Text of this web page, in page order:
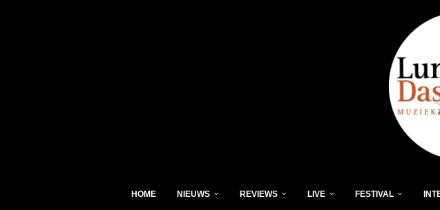
HOME NIEUWS REVIEWS LIVE FESTIVAL